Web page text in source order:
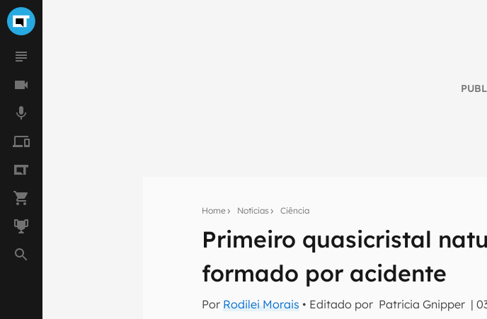
Home Notícias Ciência
Primeiro quasicristal
formado por acidente
Por Rodilei Morais • Editado por Patricia Gnipper |
Seu resumo inteligente do mundo tech!
Assine a newsletter do Canaltech e receba